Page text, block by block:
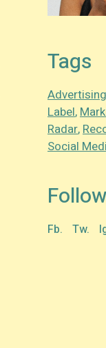
Tags
Advertising
Label
Radar
Social
Fb. Tw.